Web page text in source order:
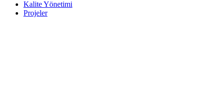
Kalite Yönetimi
Projeler